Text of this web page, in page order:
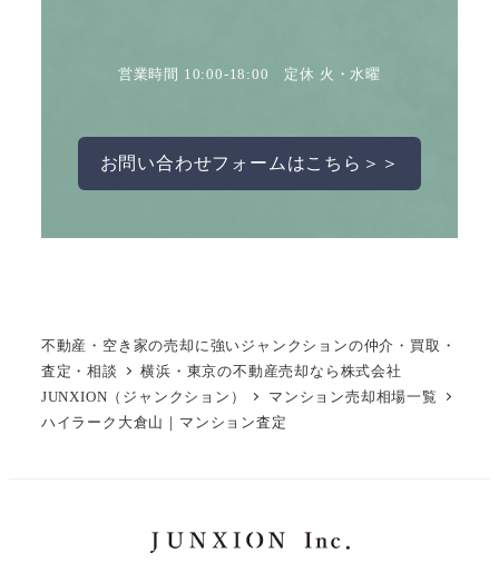
営業時間 10:00-18:00 定休 火・水曜
お問い合わせフォームはこちら＞＞
不動産・空き家の売却に強いジャンクションの仲介・買取・
査定・相談
横浜・東京の不動産売却なら株式会社
JUNXION（ジャンクション）
マンション売却相場一覧
ハイラーク大倉山｜マンション査定